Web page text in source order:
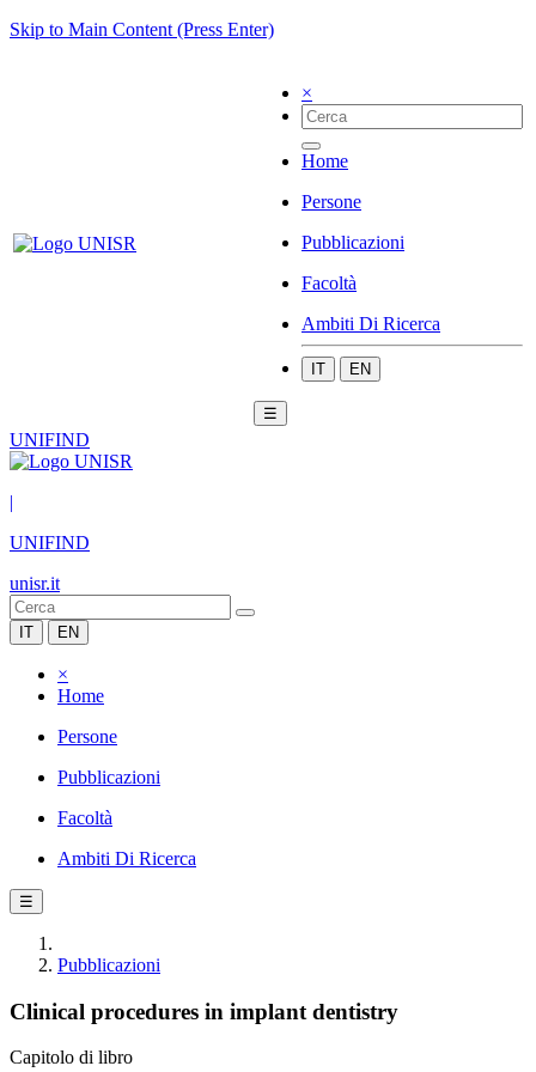
Skip to Main Content (Press Enter)
×
Home
Persone
Pubblicazioni
Facoltà
Ambiti Di Ricerca
IT EN
☰
UNIFIND
|
UNIFIND
unisr.it
IT EN
×
Home
Persone
Pubblicazioni
Facoltà
Ambiti Di Ricerca
☰
Pubblicazioni
Clinical procedures in implant dentistry
Capitolo di libro